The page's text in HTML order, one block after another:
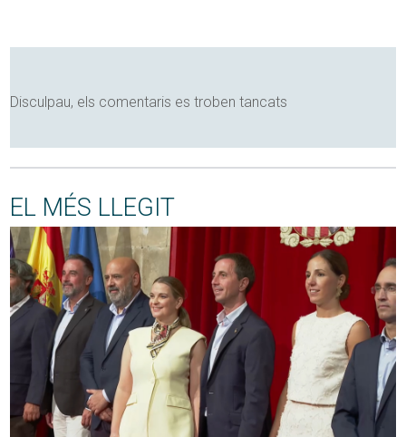
Disculpau, els comentaris es troben tancats
EL MÉS LLEGIT